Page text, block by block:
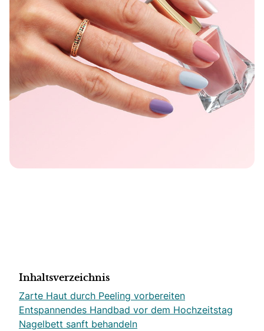
Inhaltsverzeichnis
Zarte Haut durch Peeling vorbereiten
Entspannendes Handbad vor dem Hochzeitstag
Nagelbett sanft behandeln